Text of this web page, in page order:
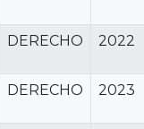
DERECHO 2022
DERECHO 2023